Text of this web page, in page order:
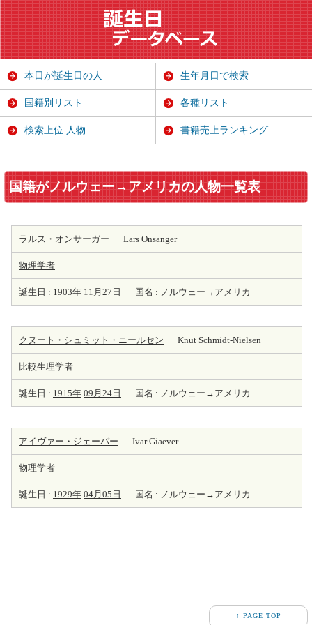
国籍がノルウェー→アメリカの人物一覧表
ラルス・オンサーガー Lars Onsanger
物理学者
誕生日 : 1903年 11月27日 国名 : ノルウェー→アメリカ
クヌート・シュミット・ニールセン Knut Schmidt-Nielsen
比較生理学者
誕生日 : 1915年 09月24日 国名 : ノルウェー→アメリカ
アイヴァー・ジェーバー Ivar Giaever
物理学者
誕生日 : 1929年 04月05日 国名 : ノルウェー→アメリカ
本日が誕生日の人 生年月日で検索
国籍別リスト 各種リスト
検索上位 人物 書籍売上ランキング
↑ PAGE TOP